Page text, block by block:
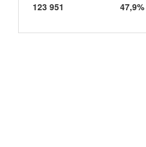
123 951
47,9%